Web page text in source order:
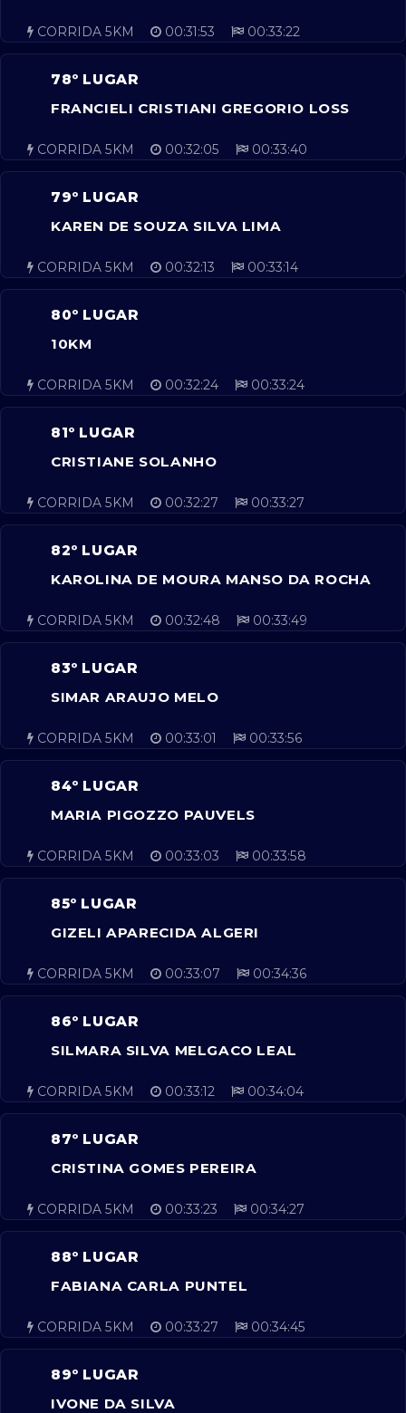
CORRIDA 5KM 00:31:53 00:33:22
78º LUGAR
FRANCIELI CRISTIANI GREGORIO LOSS
CORRIDA 5KM 00:32:05 00:33:40
79º LUGAR
KAREN DE SOUZA SILVA LIMA
CORRIDA 5KM 00:32:13 00:33:14
80º LUGAR
10KM
CORRIDA 5KM 00:32:24 00:33:24
81º LUGAR
CRISTIANE SOLANHO
CORRIDA 5KM 00:32:27 00:33:27
82º LUGAR
KAROLINA DE MOURA MANSO DA ROCHA
CORRIDA 5KM 00:32:48 00:33:49
83º LUGAR
SIMAR ARAUJO MELO
CORRIDA 5KM 00:33:01 00:33:56
84º LUGAR
MARIA PIGOZZO PAUVELS
CORRIDA 5KM 00:33:03 00:33:58
85º LUGAR
GIZELI APARECIDA ALGERI
CORRIDA 5KM 00:33:07 00:34:36
86º LUGAR
SILMARA SILVA MELGACO LEAL
CORRIDA 5KM 00:33:12 00:34:04
87º LUGAR
CRISTINA GOMES PEREIRA
CORRIDA 5KM 00:33:23 00:34:27
88º LUGAR
FABIANA CARLA PUNTEL
CORRIDA 5KM 00:33:27 00:34:45
89º LUGAR
IVONE DA SILVA